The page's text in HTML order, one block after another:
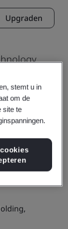
Upgraden
stemt u in
om de
site te